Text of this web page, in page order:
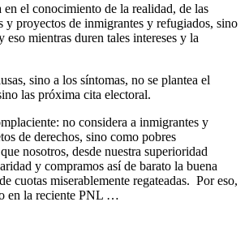
en el conocimiento de la realidad, de las
y proyectos de inmigrantes y refugiados, sino
eso mientras duren tales intereses y la
sino a los síntomas, no se plantea el
las próxima cita electoral.
no considera a inmigrantes y
de derechos, sino como pobres
nosotros, desde nuestra superioridad
y compramos así de barato la buena
cuotas miserablemente regateadas. Por eso,
en la reciente PNL …